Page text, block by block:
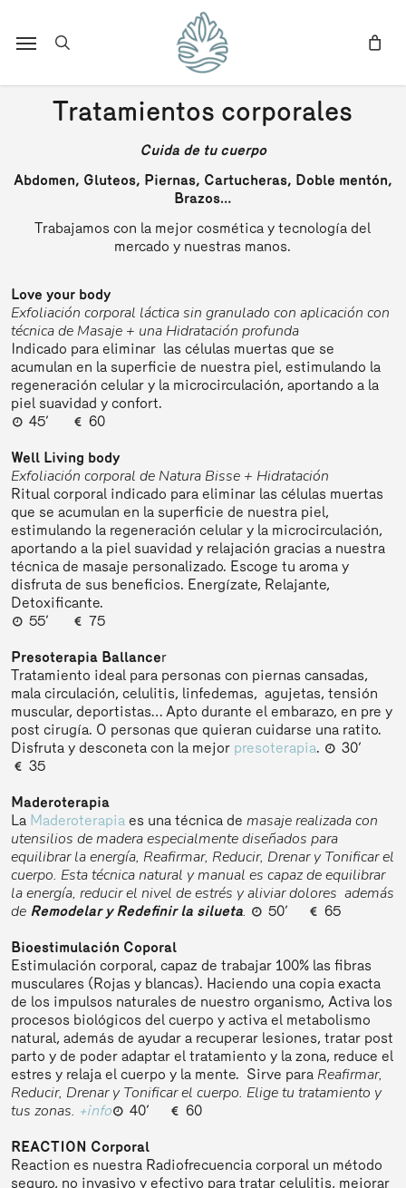
main
Tratamientos corporales
Cuida de tu cuerpo
Abdomen, Gluteos, Piernas, Cartucheras, Doble mentón,
Brazos…
Trabajamos con la mejor cosmética y tecnología del
mercado y nuestras manos.
Love your body
Exfoliación corporal láctica sin granulado con aplicación con
técnica de Masaje + una Hidratación profunda
Indicado para eliminar las células muertas que se
acumulan en la superficie de nuestra piel, estimulando la
regeneración celular y la microcirculación, aportando a la
piel suavidad y confort.
45’
60
Well Living body
Exfoliación corporal de Natura Bisse + Hidratación
Ritual corporal indicado para eliminar las células muertas
que se acumulan en la superficie de nuestra piel,
estimulando la regeneración celular y la microcirculación,
aportando a la piel suavidad y relajación gracias a nuestra
técnica de masaje personalizado. Escoge tu aroma y
disfruta de sus beneficios. Energízate, Relajante,
Detoxificante.
55’
75
Presoterapia Ballancer
Tratamiento ideal para personas con piernas cansadas,
mala circulación, celulitis, linfedemas, agujetas, tensión
muscular, deportistas… Apto durante el embarazo, en pre y
post cirugía. O personas que quieran cuidarse una ratito.
Disfruta y desconeta con la mejor presoterapia.
30’
35
Maderoterapia
La Maderoterapia es una técnica demasaje realizada con
utensilios de madera especialmente diseñados para
equilibrar la energía, Reafirmar, Reducir, Drenar y Tonificar el
cuerpo. Esta técnica natural y manual es capaz de equilibrar
la energía, reducir el nivel de estrés y aliviar dolores además
de Remodelar y Redefinir la silueta. 50’ 65
Bioestimulación Coporal
Estimulación corporal, capaz de trabajar 100% las fibras
musculares (Rojas y blancas). Haciendo una copia exacta
de los impulsos naturales de nuestro organismo, Activa los
procesos biológicos del cuerpo y activa el metabolismo
natural, además de ayudar a recuperar lesiones, tratar post
parto y de poder adaptar el tratamiento y la zona, reduce el
estres y relaja el cuerpo y la mente. Sirve para Reafirmar,
Reducir, Drenar y Tonificar el cuerpo. Elige tu tratamiento y
tus zonas. +info 40’ 60
REACTION Corporal
Reaction es nuestra Radiofrecuencia corporal un método
seguro, no invasivo y efectivo para tratar celulitis, mejorar